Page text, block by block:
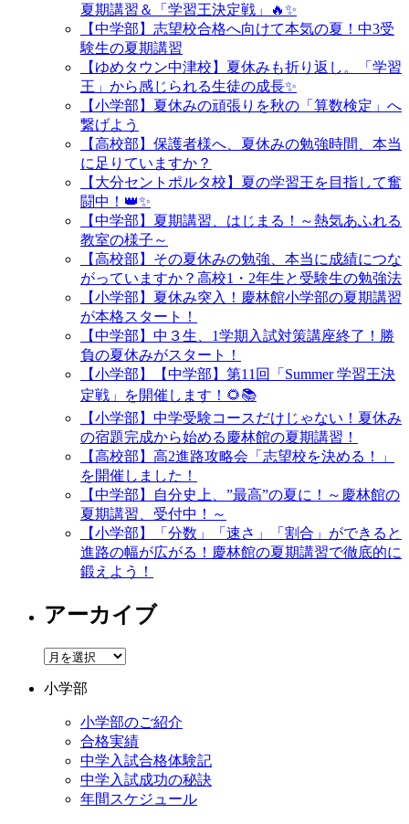
夏期講習＆「学習王決定戦」🔥✨
【中学部】志望校合格へ向けて本気の夏！中3受
験生の夏期講習
【ゆめタウン中津校】夏休みも折り返し。「学習
王」から感じられる生徒の成長✨
【小学部】夏休みの頑張りを秋の「算数検定」へ
繋げよう
【高校部】保護者様へ、夏休みの勉強時間、本当
に足りていますか？
【大分セントポルタ校】夏の学習王を目指して奮
闘中！👑✨
【中学部】夏期講習、はじまる！～熱気あふれる
教室の様子～
【高校部】その夏休みの勉強、本当に成績につな
がっていますか？高校1・2年生と受験生の勉強法
【小学部】夏休み突入！慶林館小学部の夏期講習
が本格スタート！
【中学部】中３生、1学期入試対策講座終了！勝
負の夏休みがスタート！
【小学部】【中学部】第11回「Summer 学習王決
定戦」を開催します！🌻📚
【小学部】中学受験コースだけじゃない！夏休み
の宿題完成から始める慶林館の夏期講習！
【高校部】高2進路攻略会「志望校を決める！」
を開催しました！
【中学部】自分史上、”最高”の夏に！～慶林館の
夏期講習、受付中！～
【小学部】「分数」「速さ」「割合」ができると
進路の幅が広がる！慶林館の夏期講習で徹底的に
鍛えよう！
アーカイブ
ア
カ
小学部
小学部のご紹介
合格実績
中学入試合格体験記
中学入試成功の秘訣
年間スケジュール